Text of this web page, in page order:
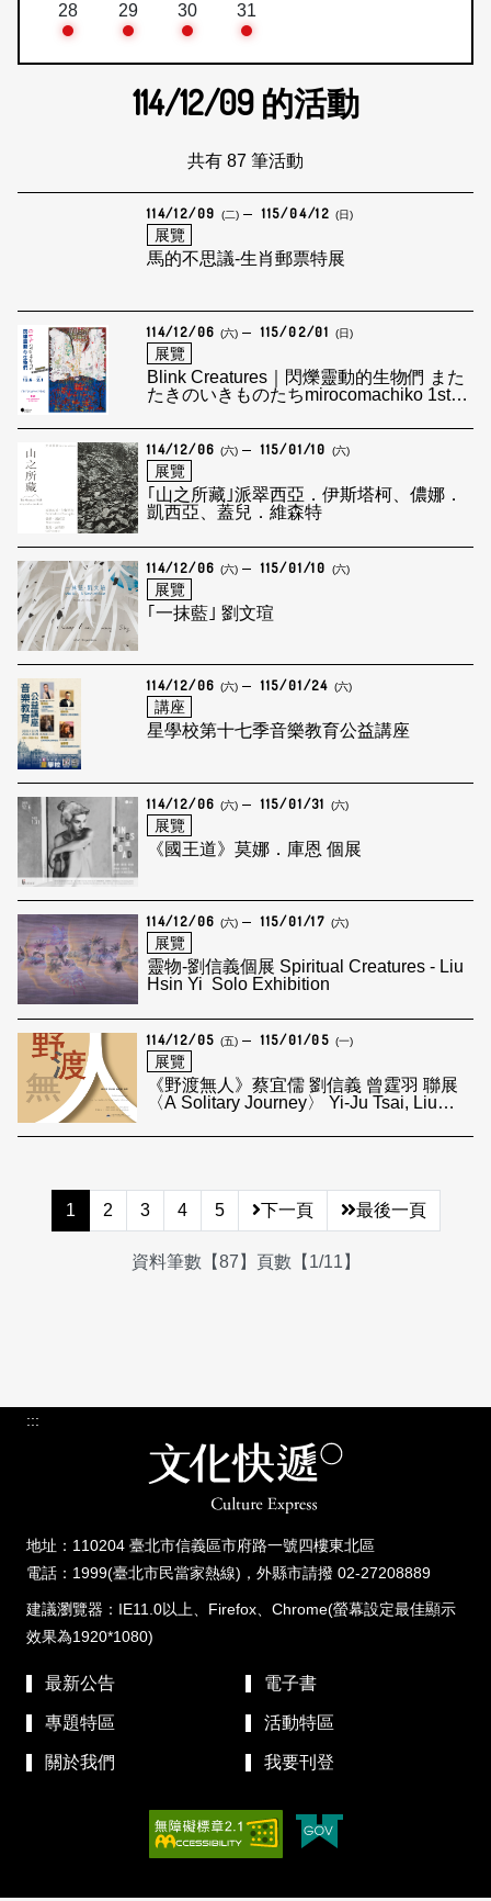
28 29 30 31
114/12/09 的活動
共有 87 筆活動
114/12/09 (二) 115/04/12 (日)
展覽
馬的不思議-生肖郵票特展
114/12/06 (六) 115/02/01 (日)
展覽
Blink Creatures｜閃爍靈動的生物們 また
たきのいきものたちmirocomachiko 1st
114/12/06 (六) 115/01/10 (六)
展覽
｢山之所藏｣派翠西亞．伊斯塔柯、儂娜．
凱西亞、蓋兒．維森特
114/12/06 (六) 115/01/10 (六)
展覽
｢一抹藍｣ 劉文瑄
114/12/06 (六) 115/01/24 (六)
講座
星學校第十七季音樂教育公益講座
114/12/06 (六) 115/01/31 (六)
展覽
《國王道》莫娜．庫恩 個展
114/12/06 (六) 115/01/17 (六)
展覽
靈物-劉信義個展 Spiritual Creatures - Liu
Hsin Yi Solo Exhibition
114/12/05 (五) 115/01/05 (一)
展覽
《野渡無人》蔡宜儒 劉信義 曾霆羽 聯展
〈A Solitary Journey〉 Yi-Ju Tsai, Liu
1 2 3 4 5 下一頁 最後一頁
資料筆數【87】頁數【1/11】
:::
地址：110204 臺北市信義區市府路一號四樓東北區
電話：1999(臺北市民當家熱線)，外縣市請撥 02-27208889
建議瀏覽器：IE11.0以上、Firefox、Chrome(螢幕設定最佳顯示
效果為1920*1080)
最新公告 電子書
專題特區 活動特區
關於我們 我要刊登